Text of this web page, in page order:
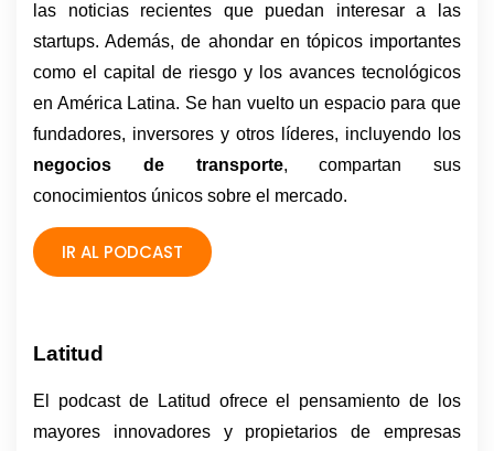
las noticias recientes que puedan interesar a las
startups. Además, de ahondar en tópicos importantes
como el capital de riesgo y los avances tecnológicos
en América Latina. Se han vuelto un espacio para que
negocios de transporte, compartan sus
conocimientos únicos sobre el mercado.
IR AL PODCAST
Latitud
El podcast de Latitud ofrece el pensamiento de los
mayores innovadores y propietarios de empresas